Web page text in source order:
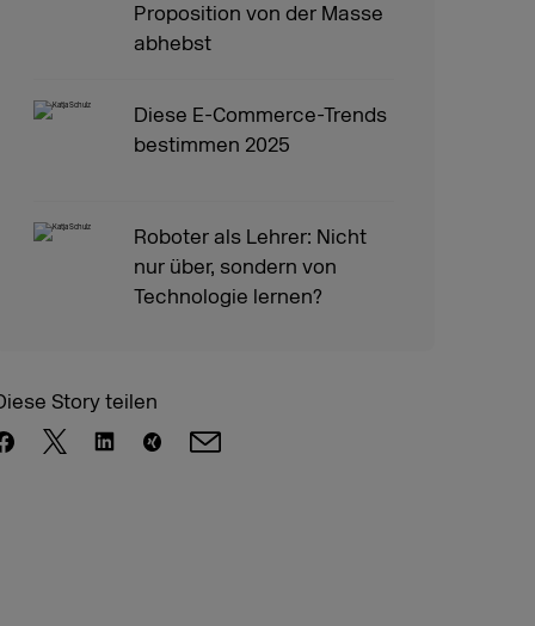
Proposition von der Masse
abhebst
Diese E-Commerce-Trends
bestimmen 2025
Roboter als Lehrer: Nicht
nur über, sondern von
Technologie lernen?
Story teilen